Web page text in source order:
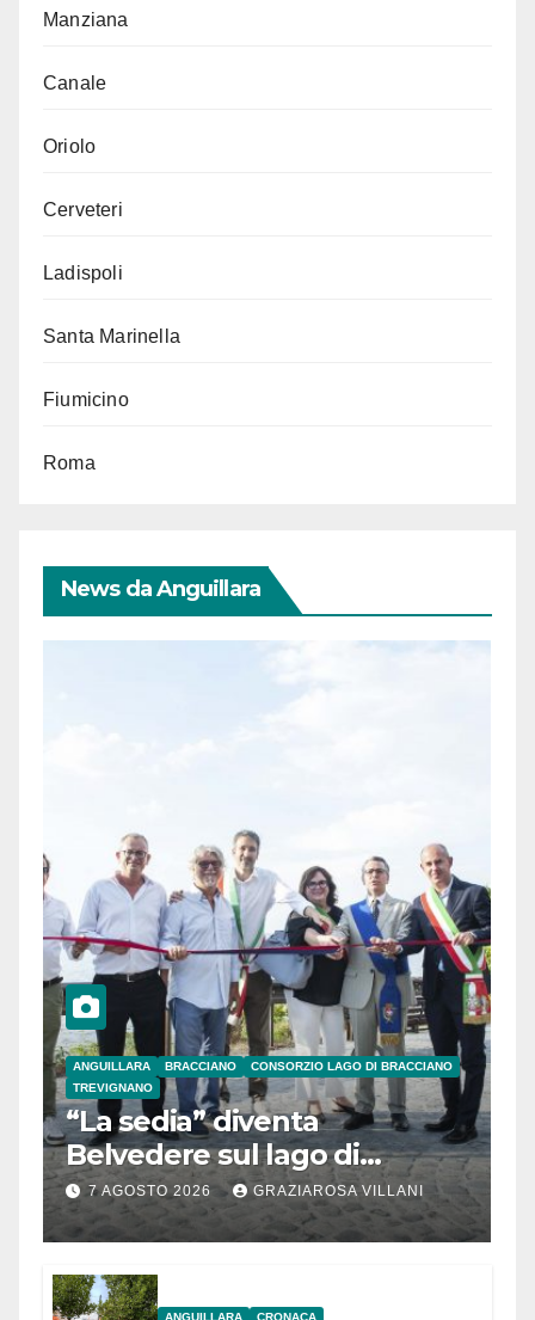
Manziana
Canale
Oriolo
Cerveteri
Ladispoli
Santa Marinella
Fiumicino
Roma
News da Anguillara
ANGUILLARA BRACCIANO
CONSORZIO LAGO DI BRACCIANO
TREVIGNANO
“La sedia” diventa
Belvedere sul lago di
Bracciano: ieri
l’inaugurazione
7 AGOSTO 2026 GRAZIAROSA VILLANI